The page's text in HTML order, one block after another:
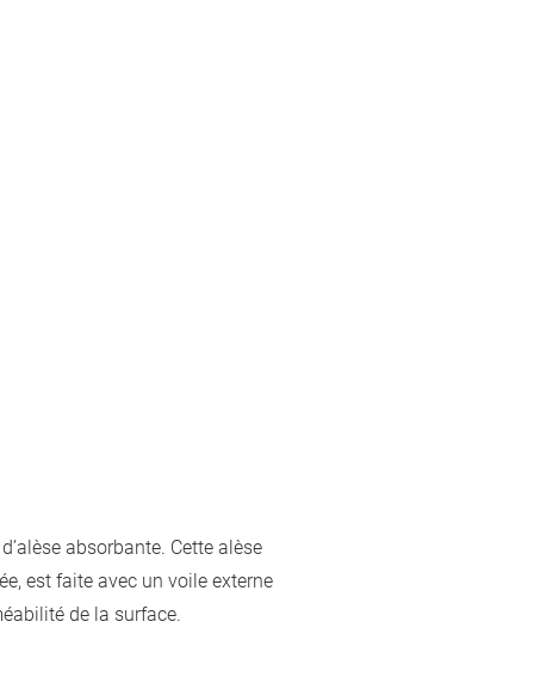
absorbante. Cette alèse
est faite avec un voile externe
de la surface.